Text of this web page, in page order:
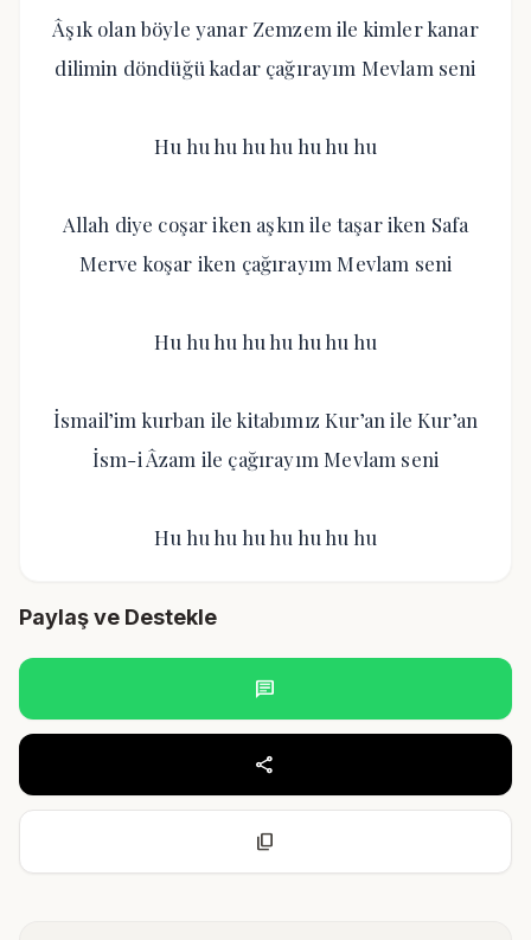
Âşık olan böyle yanar Zemzem ile kimler kanar
dilimin döndüğü kadar çağırayım Mevlam seni
Hu hu hu hu hu hu hu hu
Allah diye coşar iken aşkın ile taşar iken Safa
Merve koşar iken çağırayım Mevlam seni
Hu hu hu hu hu hu hu hu
İsmail’im kurban ile kitabımız Kur’an ile Kur’an
İsm-i Âzam ile çağırayım Mevlam seni
Hu hu hu hu hu hu hu hu
Paylaş ve Destekle
chat
share
content_copy